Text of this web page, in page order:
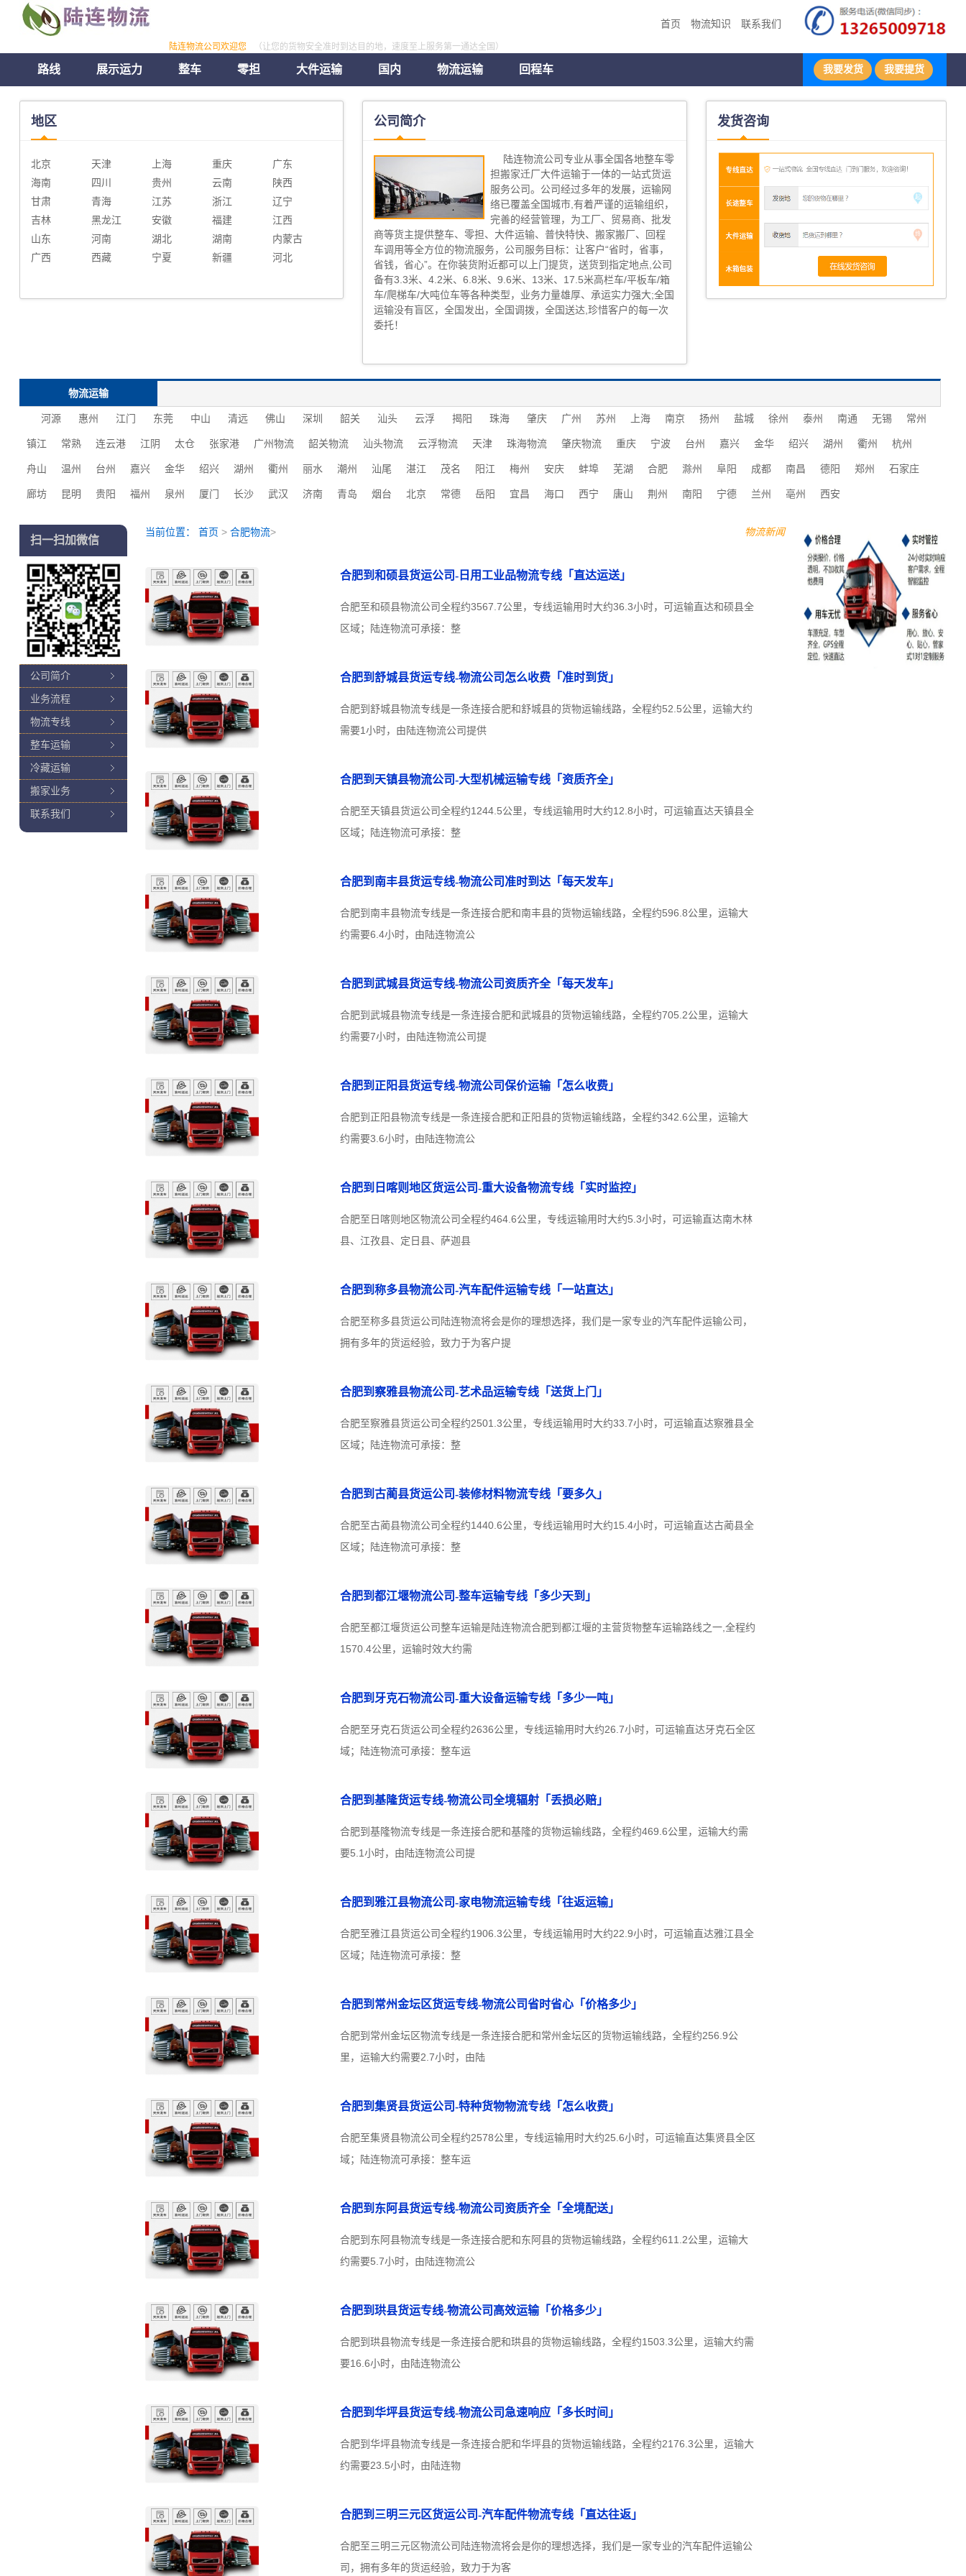
首页 物流知识 联系我们
陆连物流公司欢迎您 （让您的货物安全准时到达目的地，速度至上服务第一通达全国）
路线 展示运力 整车 零担 大件运输 国内 物流运输 回程车 我要发货 我要提货
地区
北京 天津 上海 重庆
广东
海南
四川 贵州 云南
陕西
甘肃
青海 江苏 浙江
辽宁
吉林
黑龙江 安徽 福建
江西
山东
河南 湖北 湖南
内蒙古
广西
西藏 宁夏 新疆 河北
公司简介
陆连物流公司专业从事全国各地整车零
担搬家迁厂大件运输于一体的一站式货运
服务公司。公司经过多年的发展，运输网
络已覆盖全国城市,有着严谨的运输组织，
完善的经营管理，为工厂、贸易商、批发
商等货主提供整车、零担、大件运输、普快特快、搬家搬厂、回程
车调用等全方位的物流服务，公司服务目标：让客户“省时，省事，
省钱，省心”。在你装货附近都可以上门提货，送货到指定地点,公司
备有3.3米、4.2米、6.8米、9.6米、13米、17.5米高栏车/平板车/箱
车/爬梯车/大吨位车等各种类型，业务力量雄厚、承运实力强大;全国
运输没有盲区，全国发出，全国调拨，全国送达,珍惜客户的每一次
委托！
发货咨询
物流运输
河源 惠州 江门 东莞 中山 清远 佛山 深圳 韶关 汕头 云浮 揭阳 珠海 肇庆 广州 苏州 上海 南京 扬州 盐城 徐州 泰州 南通 无锡 常州
镇江 常熟 连云港 江阴 太仓 张家港 广州物流 韶关物流 汕头物流 云浮物流 天津 珠海物流 肇庆物流 重庆 宁波 台州 嘉兴 金华 绍兴 湖州 衢州 杭州
舟山 温州 台州 嘉兴 金华 绍兴 湖州 衢州 丽水 潮州 汕尾 湛江 茂名 阳江 梅州 安庆 蚌埠 芜湖 合肥 滁州 阜阳 成都 南昌 德阳 郑州 石家庄
廊坊 昆明 贵阳 福州 泉州 厦门 长沙 ‌‌武汉 济南 青岛 烟台 北京 常德 岳阳 宜昌 海口 西宁 唐山 荆州 南阳 宁德 兰州 亳州 西安
当前位置： 首页 > 合肥物流> 物流新闻
合肥到和硕县货运公司-日用工业品物流专线「直达运送」
合肥至和硕县物流公司全程约3567.7公里，专线运输用时大约36.3小时，可运输直达和硕县全
区域；陆连物流可承接：整
合肥到舒城县货运专线-物流公司怎么收费「准时到货」
合肥到舒城县物流专线是一条连接合肥和舒城县的货物运输线路，全程约52.5公里，运输大约
需要1小时，由陆连物流公司提供
合肥到天镇县物流公司-大型机械运输专线「资质齐全」
合肥至天镇县货运公司全程约1244.5公里，专线运输用时大约12.8小时，可运输直达天镇县全
区域；陆连物流可承接：整
合肥到南丰县货运专线-物流公司准时到达「每天发车」
合肥到南丰县物流专线是一条连接合肥和南丰县的货物运输线路，全程约596.8公里，运输大
约需要6.4小时，由陆连物流公
合肥到武城县货运专线-物流公司资质齐全「每天发车」
合肥到武城县物流专线是一条连接合肥和武城县的货物运输线路，全程约705.2公里，运输大
约需要7小时，由陆连物流公司提
合肥到正阳县货运专线-物流公司保价运输「怎么收费」
合肥到正阳县物流专线是一条连接合肥和正阳县的货物运输线路，全程约342.6公里，运输大
约需要3.6小时，由陆连物流公
合肥到日喀则地区货运公司-重大设备物流专线「实时监控」
合肥至日喀则地区物流公司全程约464.6公里，专线运输用时大约5.3小时，可运输直达南木林
县、江孜县、定日县、萨迦县
合肥到称多县物流公司-汽车配件运输专线「一站直达」
合肥至称多县货运公司陆连物流将会是你的理想选择，我们是一家专业的汽车配件运输公司，
拥有多年的货运经验，致力于为客户提
合肥到察雅县物流公司-艺术品运输专线「送货上门」
合肥至察雅县货运公司全程约2501.3公里，专线运输用时大约33.7小时，可运输直达察雅县全
区域；陆连物流可承接：整
合肥到古蔺县货运公司-装修材料物流专线「要多久」
合肥至古蔺县物流公司全程约1440.6公里，专线运输用时大约15.4小时，可运输直达古蔺县全
区域；陆连物流可承接：整
合肥到都江堰物流公司-整车运输专线「多少天到」
合肥至都江堰货运公司整车运输是陆连物流合肥到都江堰的主营货物整车运输路线之一,全程约
1570.4公里，运输时效大约需
合肥到牙克石物流公司-重大设备运输专线「多少一吨」
合肥至牙克石货运公司全程约2636公里，专线运输用时大约26.7小时，可运输直达牙克石全区
域；陆连物流可承接：整车运
合肥到基隆货运专线-物流公司全境辐射「丢损必赔」
合肥到基隆物流专线是一条连接合肥和基隆的货物运输线路，全程约469.6公里，运输大约需
要5.1小时，由陆连物流公司提
合肥到雅江县物流公司-家电物流运输专线「往返运输」
合肥至雅江县货运公司全程约1906.3公里，专线运输用时大约22.9小时，可运输直达雅江县全
区域；陆连物流可承接：整
合肥到常州金坛区货运专线-物流公司省时省心「价格多少」
合肥到常州金坛区物流专线是一条连接合肥和常州金坛区的货物运输线路，全程约256.9公
里，运输大约需要2.7小时，由陆
合肥到集贤县货运公司-特种货物物流专线「怎么收费」
合肥至集贤县物流公司全程约2578公里，专线运输用时大约25.6小时，可运输直达集贤县全区
域；陆连物流可承接：整车运
合肥到东阿县货运专线-物流公司资质齐全「全境配送」
合肥到东阿县物流专线是一条连接合肥和东阿县的货物运输线路，全程约611.2公里，运输大
约需要5.7小时，由陆连物流公
合肥到珙县货运专线-物流公司高效运输「价格多少」
合肥到珙县物流专线是一条连接合肥和珙县的货物运输线路，全程约1503.3公里，运输大约需
要16.6小时，由陆连物流公
合肥到华坪县货运专线-物流公司急速响应「多长时间」
合肥到华坪县物流专线是一条连接合肥和华坪县的货物运输线路，全程约2176.3公里，运输大
约需要23.5小时，由陆连物
合肥到三明三元区货运公司-汽车配件物流专线「直达往返」
合肥至三明三元区物流公司陆连物流将会是你的理想选择，我们是一家专业的汽车配件运输公
司，拥有多年的货运经验，致力于为客
扫一扫加微信
公司简介
业务流程
物流专线
整车运输
冷藏运输
搬家业务
联系我们